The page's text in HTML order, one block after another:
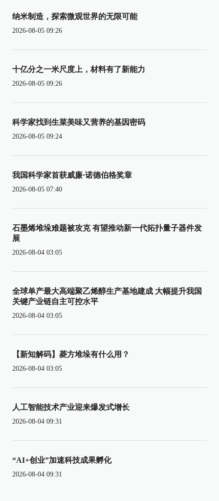
纳米制造，探索微观世界的无限可能
2026-08-05 09:26
十亿分之一米尺度上，材料有了新能力
2026-08-05 09:26
科学家找到生菜美味又营养的基因密码
2026-08-05 09:24
我国科学家首获威廉·诺德伯格奖章
2026-08-05 07:40
石墨烯堆垛难题被攻克 有望推动新一代拓扑量子器件发
展
2026-08-04 03:05
全球单产最大高端聚乙烯醇生产基地建成 大幅提升我国
关键产业链自主可控水平
2026-08-04 03:05
【新知解码】菱方堆垛有什么用？
2026-08-04 03:05
人工智能技术产业迎来爆发式增长
2026-08-04 09:31
“AI+创业”加速科技成果孵化
2026-08-04 09:31